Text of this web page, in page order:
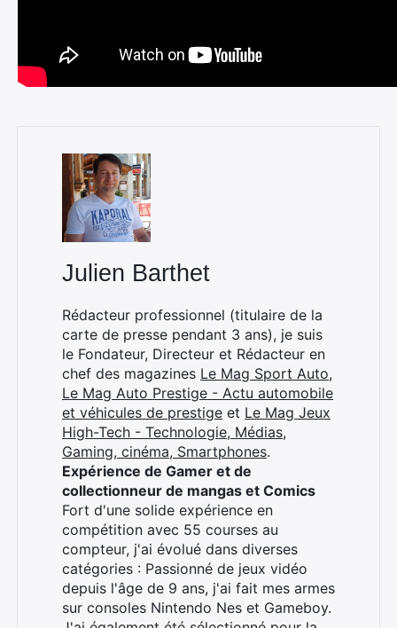
Julien Barthet
Rédacteur professionnel (titulaire de la
carte de presse pendant 3 ans), je suis
le Fondateur, Directeur et Rédacteur en
chef des magazines Le Mag Sport Auto,
Le Mag Auto Prestige - Actu automobile
et véhicules de prestige et Le Mag Jeux
High-Tech - Technologie, Médias,
Gaming, cinéma, Smartphones.
Expérience de Gamer et de
collectionneur de mangas et Comics
Fort d'une solide expérience en
compétition avec 55 courses au
compteur, j'ai évolué dans diverses
catégories : Passionné de jeux vidéo
depuis l'âge de 9 ans, j'ai fait mes armes
sur consoles Nintendo Nes et Gameboy.